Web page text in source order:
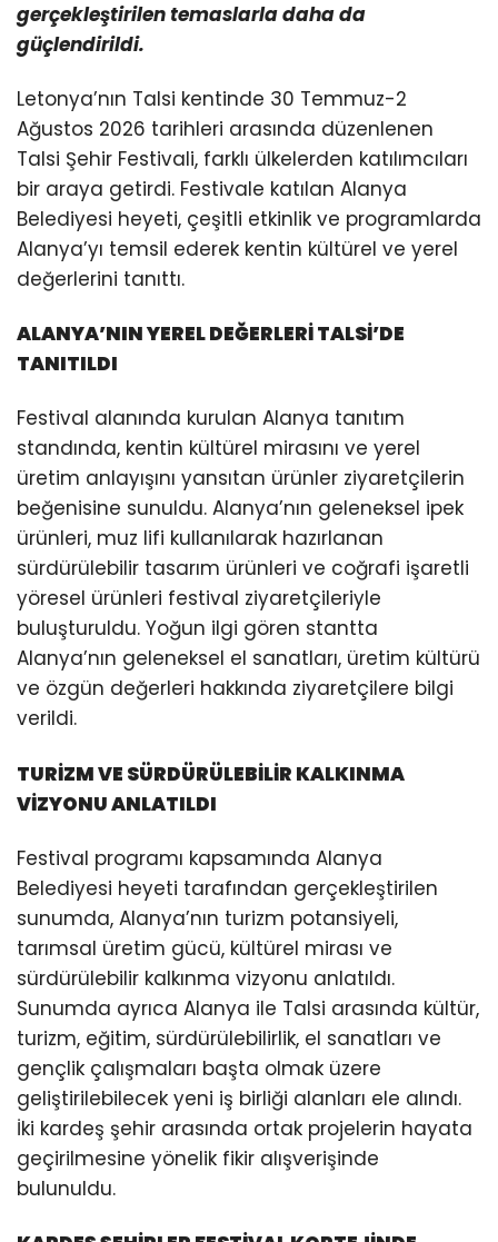
gerçekleştirilen temaslarla daha da
güçlendirildi.
Letonya’nın Talsi kentinde 30 Temmuz-2
Ağustos 2026 tarihleri arasında düzenlenen
Talsi Şehir Festivali, farklı ülkelerden katılımcıları
bir araya getirdi. Festivale katılan Alanya
Belediyesi heyeti, çeşitli etkinlik ve programlarda
Alanya’yı temsil ederek kentin kültürel ve yerel
değerlerini tanıttı.
ALANYA’NIN YEREL DEĞERLERİ TALSİ’DE
TANITILDI
Festival alanında kurulan Alanya tanıtım
standında, kentin kültürel mirasını ve yerel
üretim anlayışını yansıtan ürünler ziyaretçilerin
beğenisine sunuldu. Alanya’nın geleneksel ipek
ürünleri, muz lifi kullanılarak hazırlanan
sürdürülebilir tasarım ürünleri ve coğrafi işaretli
yöresel ürünleri festival ziyaretçileriyle
buluşturuldu. Yoğun ilgi gören stantta
Alanya’nın geleneksel el sanatları, üretim kültürü
ve özgün değerleri hakkında ziyaretçilere bilgi
verildi.
TURİZM VE SÜRDÜRÜLEBİLİR KALKINMA
VİZYONU ANLATILDI
Festival programı kapsamında Alanya
Belediyesi heyeti tarafından gerçekleştirilen
sunumda, Alanya’nın turizm potansiyeli,
tarımsal üretim gücü, kültürel mirası ve
sürdürülebilir kalkınma vizyonu anlatıldı.
Sunumda ayrıca Alanya ile Talsi arasında kültür,
turizm, eğitim, sürdürülebilirlik, el sanatları ve
gençlik çalışmaları başta olmak üzere
geliştirilebilecek yeni iş birliği alanları ele alındı.
İki kardeş şehir arasında ortak projelerin hayata
geçirilmesine yönelik fikir alışverişinde
bulunuldu.